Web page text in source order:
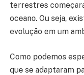
terrestres
oceano. Ou seja,
evolução em um
Como podemos
que se adaptaram